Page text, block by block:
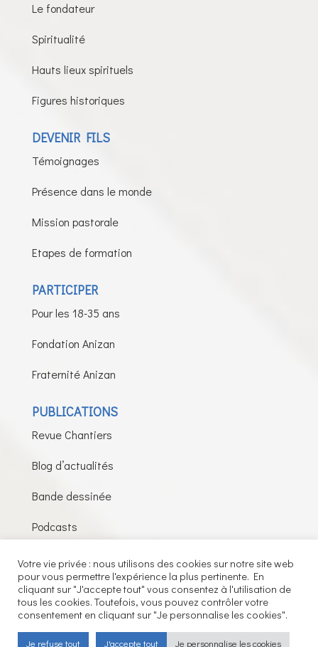
Le fondateur
Spiritualité
Hauts lieux spirituels
Figures historiques
DEVENIR FILS
Témoignages
Présence dans le monde
Mission pastorale
Etapes de formation
PARTICIPER
Pour les 18-35 ans
Fondation Anizan
Fraternité Anizan
PUBLICATIONS
Revue Chantiers
Blog d’actualités
Bande dessinée
Podcasts
Fils de la Charité © 2026 – Tous droits réservés –
Mentions légales
Votre vie privée : nous utilisons des cookies sur notre site web
pour vous permettre l'expérience la plus pertinente. En
cliquant sur "J'accepte tout" vous consentez à l'utilisation de
tous les cookies. Toutefois, vous pouvez contrôler votre
consentement en cliquant sur "Je personnalise les cookies".
Je refuse tout J'accepte tout Je personnalise les cookies